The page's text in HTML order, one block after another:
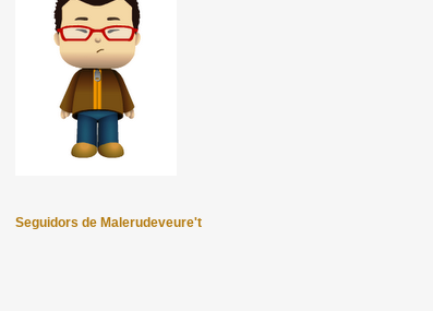
Seguidors de Malerudeveure't